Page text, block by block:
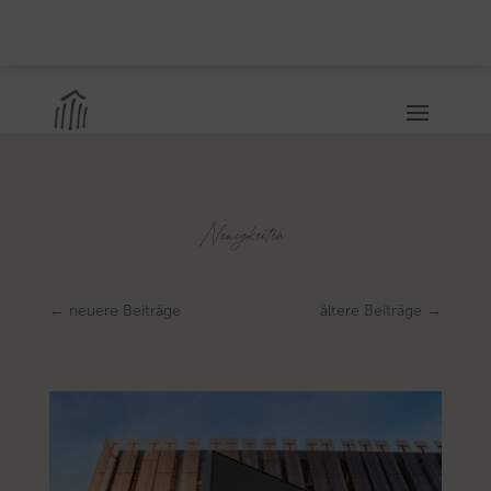
Neuigkeiten
← neuere Beiträge ältere Beiträge →